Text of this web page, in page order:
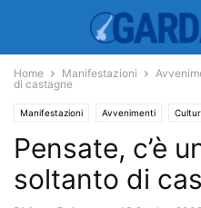
Home Manifestazioni
di castagne
Manifestazioni Avvenimenti
Economia e Turismo Turismo
Pensate, c’è
soltanto di